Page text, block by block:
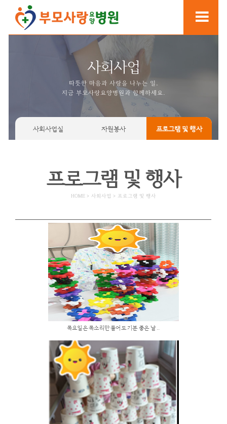
사회사업
따뜻한 마음과 사랑을 나누
지금 부모사랑요양병원과 함
사회사업실
프로그램 및
HOME > 사회사업 > 프로그램 및